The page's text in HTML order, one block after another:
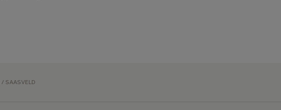
/ SAASVELD